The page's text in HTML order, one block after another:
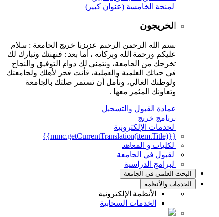
المنحة الخامسة (عنوان كبير)
الخريجون
بسم الله الرحمن الرحيم عزيزنا خريج الجامعة : سلام
عليكم ورحمة الله وبركاته ، أما بعد : فنهنئك ونبارك لك
تخرجك من الجامعة، ونتمنى لك دوام التوفيق والنجاح
في حياتك العلمية والعملية، فأنت فخر لأهلك ولجامعتك
ولوطنك الغالي، ونأمل أن تستمر صلتك بالجامعة
وتعاونك المثمر معها .
عمادة القبول والتسجيل
برنامج خريج
الخدمات الإلكترونية
{{mmc.getCurrentTranslation(item.Title)}}
الكليات و المعاهد
القبول في الجامعة
البرامج الدراسية
البحث العلمي في الجامعة
الخدمات والأنظمة
الأنظمة الإلكترونية
الخدمات السحابية